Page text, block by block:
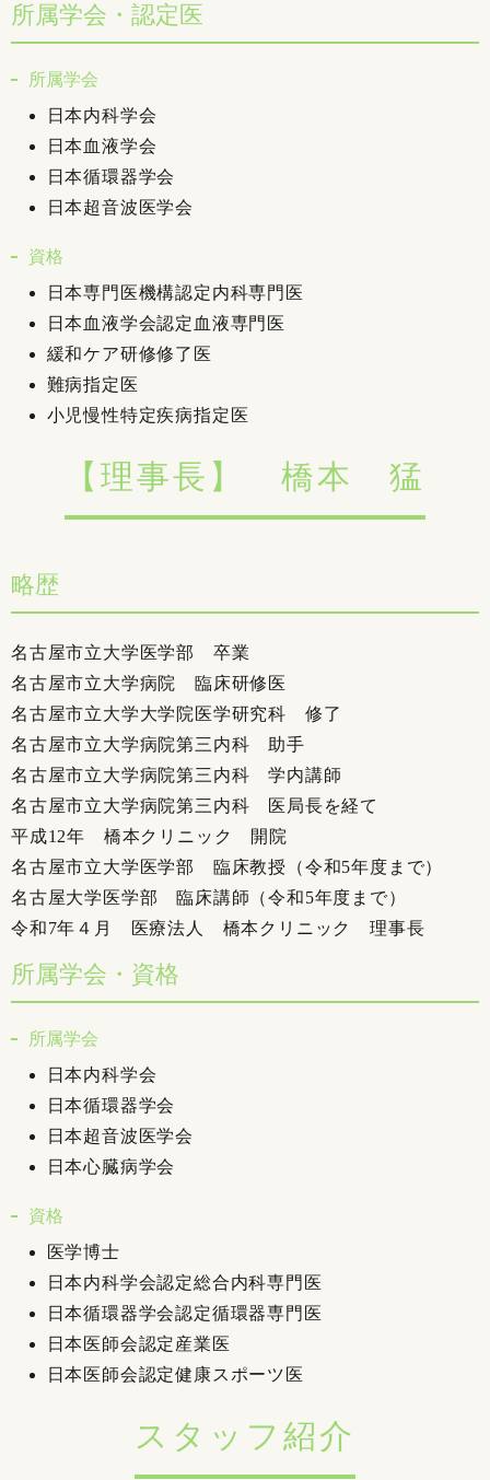
所属学会・認定医
所属学会
日本内科学会
日本血液学会
日本循環器学会
日本超音波医学会
資格
日本専門医機構認定内科専門医
日本血液学会認定血液専門医
緩和ケア研修修了医
難病指定医
小児慢性特定疾病指定医
【理事長】 橋本 猛
略歴
名古屋市立大学医学部 卒業
名古屋市立大学病院 臨床研修医
名古屋市立大学大学院医学研究科 修了
名古屋市立大学病院第三内科 助手
名古屋市立大学病院第三内科 学内講師
名古屋市立大学病院第三内科 医局長を経て
平成12年 橋本クリニック 開院
名古屋市立大学医学部 臨床教授（令和5年度まで）
名古屋大学医学部 臨床講師（令和5年度まで）
令和7年４月 医療法人 橋本クリニック 理事長
所属学会・資格
所属学会
日本内科学会
日本循環器学会
日本超音波医学会
日本心臓病学会
資格
医学博士
日本内科学会認定総合内科専門医
日本循環器学会認定循環器専門医
日本医師会認定産業医
日本医師会認定健康スポーツ医
スタッフ紹介